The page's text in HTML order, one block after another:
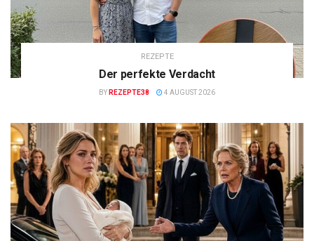
REZEPTE
Der perfekte Verdacht
BY REZEPTE38 4 AUGUST 2026